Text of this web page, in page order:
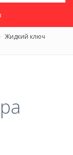
Жидкий ключ